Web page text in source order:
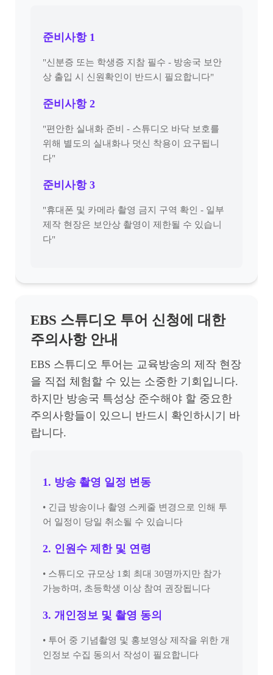
준비사항 1
"신분증 또는 학생증 지참 필수 - 방송국 보안
상 출입 시 신원확인이 반드시 필요합니다"
준비사항 2
"편안한 실내화 준비 - 스튜디오 바닥 보호를
위해 별도의 실내화나 덧신 착용이 요구됩니
다"
준비사항 3
"휴대폰 및 카메라 촬영 금지 구역 확인 - 일부
제작 현장은 보안상 촬영이 제한될 수 있습니
다"
EBS 스튜디오 투어 신청에 대한
주의사항 안내
EBS 스튜디오 투어는 교육방송의 제작 현장
을 직접 체험할 수 있는 소중한 기회입니다.
하지만 방송국 특성상 준수해야 할 중요한
주의사항들이 있으니 반드시 확인하시기 바
랍니다.
1. 방송 촬영 일정 변동
• 긴급 방송이나 촬영 스케줄 변경으로 인해 투
어 일정이 당일 취소될 수 있습니다
2. 인원수 제한 및 연령
• 스튜디오 규모상 1회 최대 30명까지만 참가
가능하며, 초등학생 이상 참여 권장됩니다
3. 개인정보 및 촬영 동의
• 투어 중 기념촬영 및 홍보영상 제작을 위한 개
인정보 수집 동의서 작성이 필요합니다